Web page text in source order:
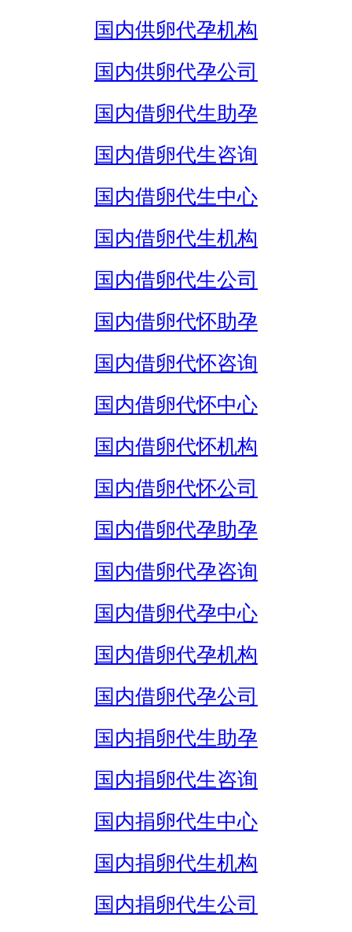
国内供卵代孕机构
国内供卵代孕公司
国内借卵代生助孕
国内借卵代生咨询
国内借卵代生中心
国内借卵代生机构
国内借卵代生公司
国内借卵代怀助孕
国内借卵代怀咨询
国内借卵代怀中心
国内借卵代怀机构
国内借卵代怀公司
国内借卵代孕助孕
国内借卵代孕咨询
国内借卵代孕中心
国内借卵代孕机构
国内借卵代孕公司
国内捐卵代生助孕
国内捐卵代生咨询
国内捐卵代生中心
国内捐卵代生机构
国内捐卵代生公司